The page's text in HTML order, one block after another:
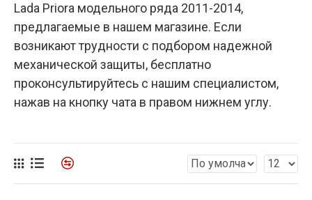
Lada Priora модельного ряда 2011-2014,
предлагаемые в нашем магазине. Если
возникают трудности с подбором надежной
механической защиты, бесплатно
проконсультируйтесь с нашим специалистом,
нажав на кнопку чата в правом нижнем углу.